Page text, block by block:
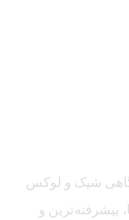
شیک و لوکس
پیشرفته‌ترین و